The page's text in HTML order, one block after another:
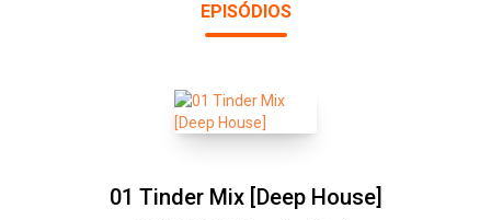
EPISÓDIOS
01 Tinder Mix [Deep House]